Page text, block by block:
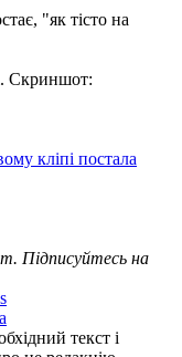
"як тісто на
Скриншот:
кліпі постала
Підписуйтесь на
текст і